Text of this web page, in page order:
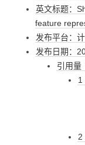
英文标题：
feature
发布平台：
发布日期：
引用量
1
2